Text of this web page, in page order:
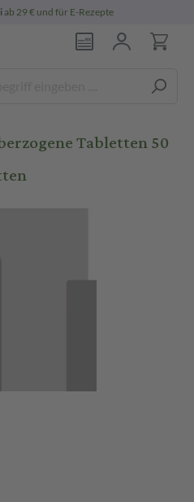
ab 29 € und für E-Rezepte
Tabletten 50